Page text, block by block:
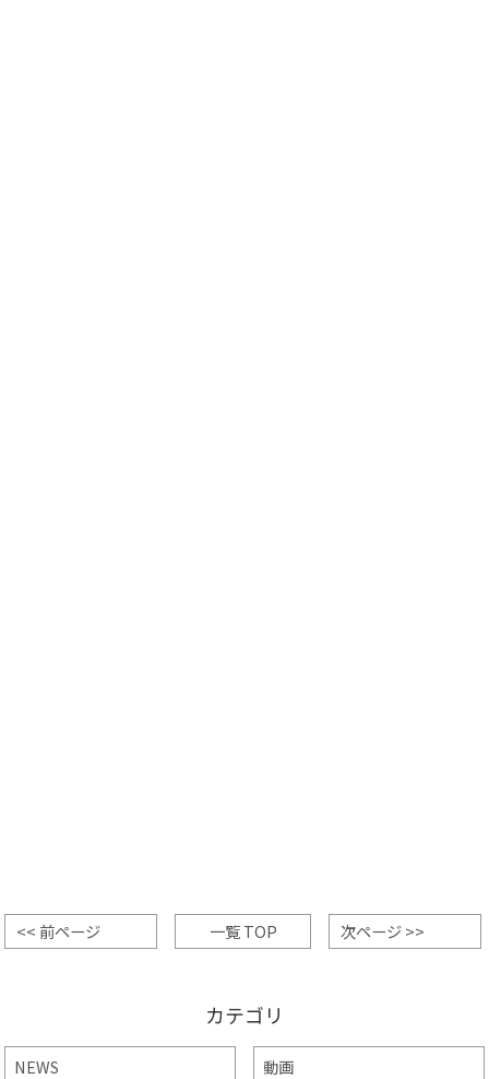
<< 前ページ 一覧 TOP 次ページ >>
カテゴリ
NEWS 動画